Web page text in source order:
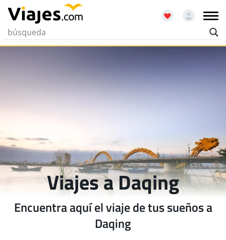
Viajes a Daqing
Encuentra aquí el viaje de tus sueños a
Daqing